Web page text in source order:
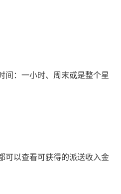
间：一小时、周末或是整个星
可以查看可获得的派送收入金